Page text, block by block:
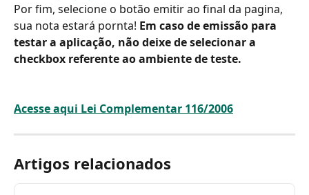
Por fim, selecione o botão emitir ao final da pagina,
sua nota estará pornta! Em caso de emissão para
testar a aplicação, não deixe de selecionar a
checkbox referente ao ambiente de teste.
Acesse aqui Lei Complementar 116/2006
Artigos relacionados